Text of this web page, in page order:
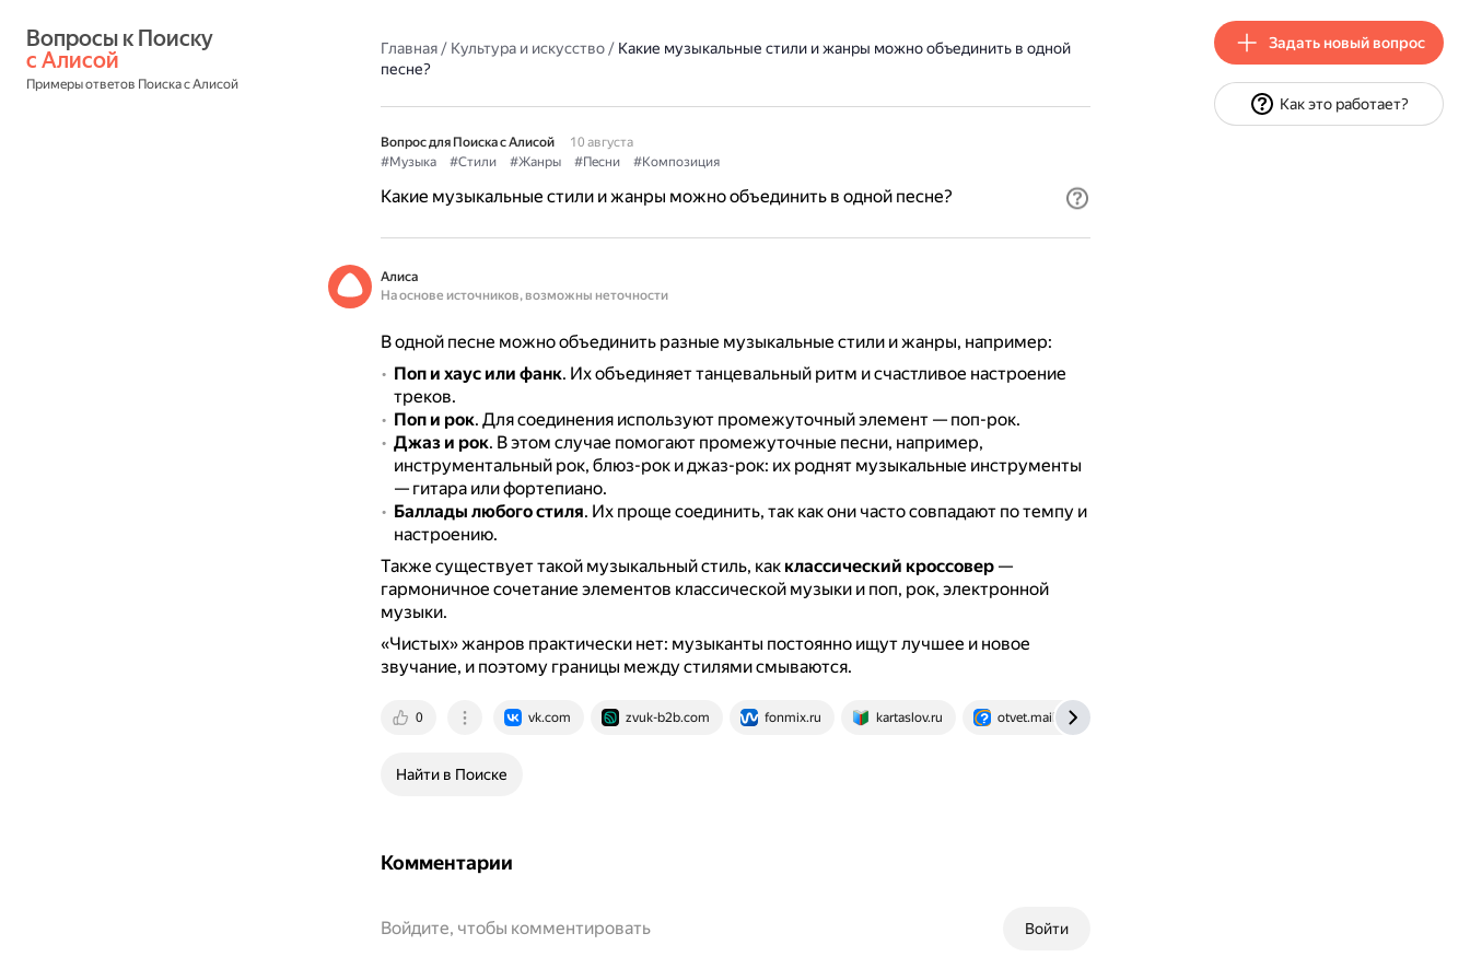
с Алисой
Примеры ответов Поиска с Алисой
Главная/ Культура и искусство/ Какие музыкальные стили и жанры можно объединить в одной
песне?
Вопрос для Поиска с Алисой
10 августа
#Музыка
#Стили #Жанры #Песни #Композиция
Какие музыкальные стили и жанры можно объединить в одной песне?
Алиса
На основе источников, возможны неточности
В одной песне можно объединить разные музыкальные стили и жанры, например:
Поп и хаус или фанк. Их объединяет танцевальный ритм и счастливое настроение
треков.
Поп и рок. Для соединения используют промежуточный элемент — поп-рок.
Джаз и рок. В этом случае помогают промежуточные песни, например,
инструментальный рок, блюз-рок и джаз-рок: их роднят музыкальные инструменты
— гитара или фортепиано.
Баллады любого стиля. Их проще соединить, так как они часто совпадают по темпу и
настроению.
Также существует такой музыкальный стиль, как классический кроссовер—
гармоничное сочетание элементов классической музыки и поп, рок, электронной
музыки.
«Чистых» жанров практически нет: музыканты постоянно ищут лучшее и новое
звучание, и поэтому границы между стилями смываются.
0 vk.com zvuk-b2b.com fonmix.ru kartaslov.ru otvet.mail.ru
Найти в Поиске
Комментарии
Войти
Войдите, чтобы комментировать
Задать новый вопрос
Как это работает?